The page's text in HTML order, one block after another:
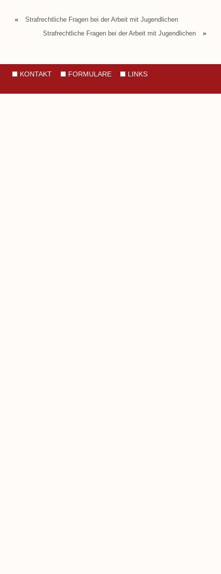
«
Strafrechtliche Fragen bei der Arbeit mit Jugendlichen
Strafrechtliche Fragen bei der Arbeit mit Jugendlichen
»
KONTAKT FORMULARE LINKS